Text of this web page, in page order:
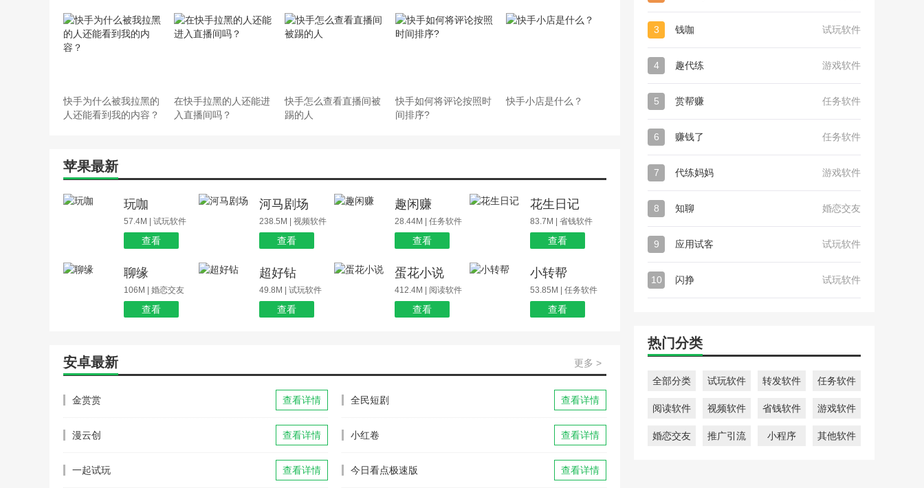
快手为什么被我拉黑的
人还能看到我的内容？
在快手拉黑的人还能进
入直播间吗？
快手怎么查看直播间被
踢的人
快手如何将评论按照时
间排序?
快手小店是什么？
苹果最新
玩咖
57.4M | 试玩软件
查看
河马剧场
238.5M | 视频软件
查看
趣闲赚
28.44M | 任务软件
查看
花生日记
83.7M | 省钱软件
查看
聊缘
106M | 婚恋交友
查看
超好钻
49.8M | 试玩软件
查看
蛋花小说
412.4M | 阅读软件
查看
小转帮
53.85M | 任务软件
查看
安卓最新 更多 >
金赏赏 查看详情 全民短剧 查看详情
漫云创 查看详情 小红卷 查看详情
一起试玩 查看详情 今日看点极速版 查看详情
3 钱咖 试玩软件
4 趣代练 游戏软件
5 赏帮赚 任务软件
6 赚钱了 任务软件
7 代练妈妈 游戏软件
8 知聊 婚恋交友
9 应用试客 试玩软件
10 闪挣 试玩软件
热门分类
全部分类 试玩软件 转发软件 任务软件
阅读软件 视频软件 省钱软件 游戏软件
婚恋交友 推广引流 小程序 其他软件